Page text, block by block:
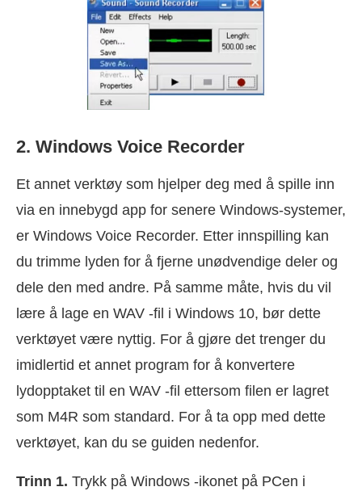
2. Windows Voice Recorder
Et annet verktøy som hjelper deg med å spille inn
via en innebygd app for senere Windows-systemer,
er Windows Voice Recorder. Etter innspilling kan
du trimme lyden for å fjerne unødvendige deler og
dele den med andre. På samme måte, hvis du vil
lære å lage en WAV -fil i Windows 10, bør dette
verktøyet være nyttig. For å gjøre det trenger du
imidlertid et annet program for å konvertere
lydopptaket til en WAV -fil ettersom filen er lagret
som M4R som standard. For å ta opp med dette
verktøyet, kan du se guiden nedenfor.
Trinn 1. Trykk på Windows -ikonet på PCen i